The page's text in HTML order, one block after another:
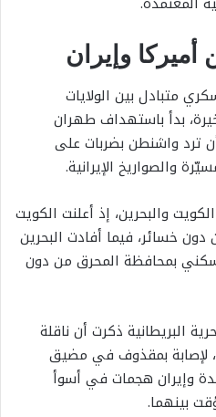
وإيران
متبادل بين الولايات
بدأ باستهداف طهران
واشنطن بضربات على
والصواريخ الإيرانية.
والبحرين، إذ أعلنت الكويت
خسائر، فيما أفادت البحرين
بمحافظة المحرق من دون
البريطانية ذكرت أن ناقلة
بمقذوف في مضيق
وإيران هجمات في أسوأ
بينهما.